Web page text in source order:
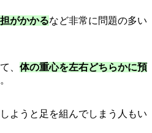
がかかるなど非常に問題の多い
、 体の重心を左右どちらかに預
ようと足を組んでしまう人もい